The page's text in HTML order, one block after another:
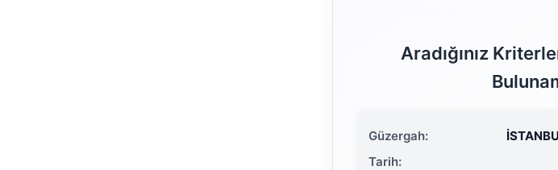
Aradığınız
Güzergah:
Tarih: